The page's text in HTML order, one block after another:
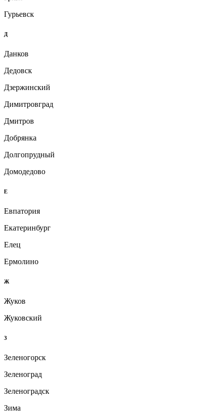
Гурьевск
Д
Данков
Дедовск
Дзержинский
Димитровград
Дмитров
Добрянка
Долгопрудный
Домодедово
Е
Евпатория
Екатеринбург
Елец
Ермолино
Ж
Жуков
Жуковский
З
Зеленогорск
Зеленоград
Зеленоградск
Зима